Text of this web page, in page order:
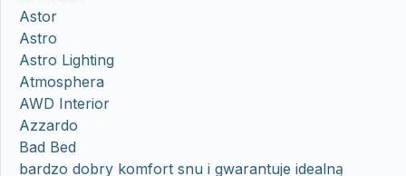
Astor
Astro
Astro Lighting
Atmosphera
AWD Interior
Azzardo
Bad Bed
bardzo dobry komfort snu i gwarantuje idealną